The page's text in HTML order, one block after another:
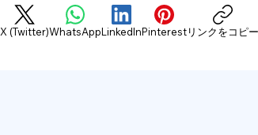
X (Twitter)WhatsAppLinkedInPinterestリンクをコピー